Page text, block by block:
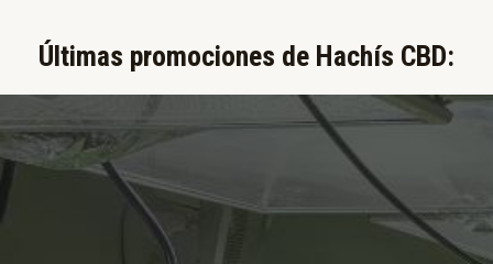
Últimas promociones de Hachís CBD:​